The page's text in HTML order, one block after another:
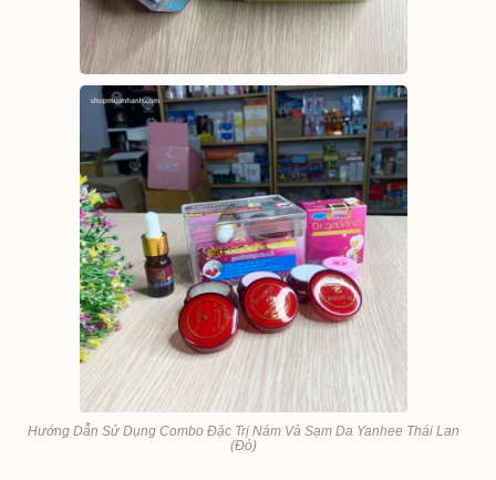
Hướng Dẫn Sử Dụng Combo Đặc Trị Nám Và Sạm Da Yanhee Thái Lan
(Đỏ)